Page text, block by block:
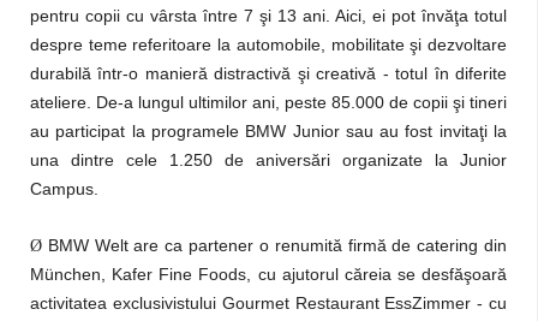
pentru copii cu vârsta între 7 şi 13 ani. Aici, ei pot învăţa totul
despre teme referitoare la automobile, mobilitate şi dezvoltare
durabilă într-o manieră distractivă şi creativă - totul în diferite
ateliere. De-a lungul ultimilor ani, peste 85.000 de copii şi tineri
au participat la programele BMW Junior sau au fost invitaţi la
una dintre cele 1.250 de aniversări organizate la Junior
Campus.
Ø BMW Welt are ca partener o renumită firmă de catering din
München, Kafer Fine Foods, cu ajutorul căreia se desfăşoară
activitatea exclusivistului Gourmet Restaurant EssZimmer - cu